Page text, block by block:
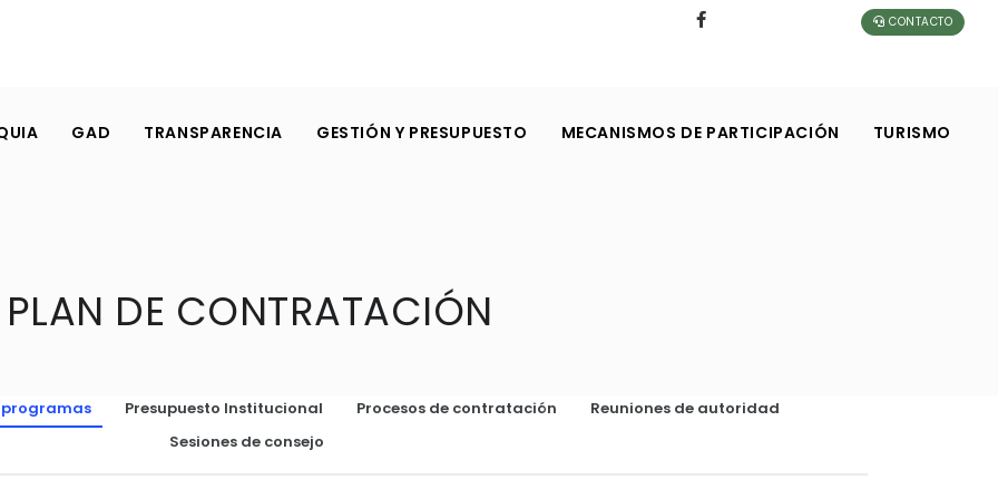
CONTACTO
GAD TRANSPARENCIA GESTIÓN Y PRESUPUESTO MECANISMOS DE PARTICIPACIÓN TURISMO
PLAN DE CONTRATACIÓN
programas Presupuesto Institucional Procesos de contratación
Reuniones de autoridad
Sesiones de consejo